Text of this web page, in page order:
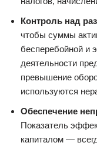
Контроль над
чтобы суммы
бесперебойной и
деятельности
превышение
используются
Обеспечение
Показатель
капиталом —